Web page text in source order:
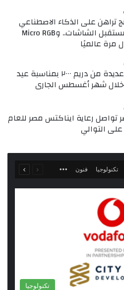
على الذكاء الاصطناعي
لقيادة مستقبل الشاشات.. وMicro RGB
مرة عالميًا
مفاجآت عديدة من دريم ٢٠٠٠ بمناسبة عيد
خلال شهر أغسطس الجارى
تواصل رعاية ايناكتس مصر للعام
التوالي
تكنولوجيا فنون Moreالصفحةالصفحة
تكنولوجيا